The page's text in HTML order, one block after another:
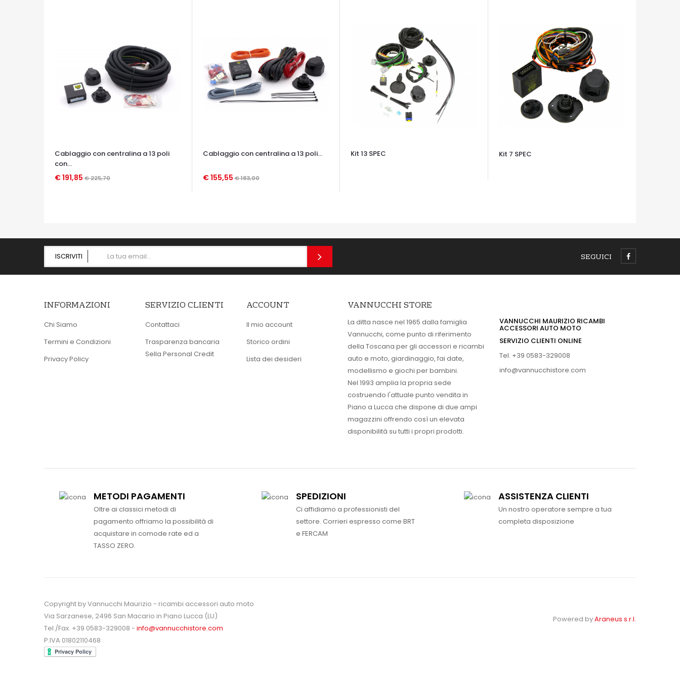
Cablaggio con centralina a 13 poli
con...
€ 191,85 € 225,70
Cablaggio con centralina a 13 poli...
€ 155,55€ 183,00
Kit 13 SPEC Kit 7 SPEC
ISCRIVITI SEGUICI
INFORMAZIONI
Chi Siamo
Termini e Condizioni
Privacy Policy
SERVIZIO CLIENTI
Contattaci
Trasparenza bancaria
Sella Personal Credit
ACCOUNT
Il mio account
Storico ordini
Lista dei desideri
VANNUCCHI STORE
La ditta nasce nel 1965 dalla famiglia
Vannucchi, come punto di riferimento
della Toscana per gli accessori e ricambi
auto e moto, giardinaggio, fai date,
modellismo e giochi per bambini.
Nel 1993 amplia la propria sede
costruendo l'attuale punto vendita in
Piano a Lucca che dispone di due ampi
magazzini offrendo così un elevata
disponibilità su tutti i propri prodotti.
VANNUCCHI MAURIZIO RICAMBI
ACCESSORI AUTO MOTO
SERVIZIO CLIENTI ONLINE
Tel. +39 0583-329008
info@vannucchistore.com
METODI PAGAMENTI
Oltre ai classici metodi di
pagamento offriamo la possibilità di
acquistare in comode rate ed a
TASSO ZERO.
SPEDIZIONI
Ci affidiamo a professionisti del
settore. Corrieri espresso come BRT
e FERCAM
ASSISTENZA CLIENTI
Un nostro operatore sempre a tua
completa disposizione
Copyright by Vannucchi Maurizio - ricambi accessori auto moto
Via Sarzanese, 2496 San Macario in Piano Lucca (LU)
Tel./Fax. +39 0583-329008 - info@vannucchistore.com
P.IVA 01802110468
Powered byAraneus s.r.l.